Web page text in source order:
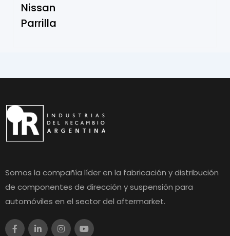
Nissan
Parrilla
Somos la compañía líder en la fabricación y distribución
de componentes de dirección y suspensión para
automóviles en el sector del aftermarket.